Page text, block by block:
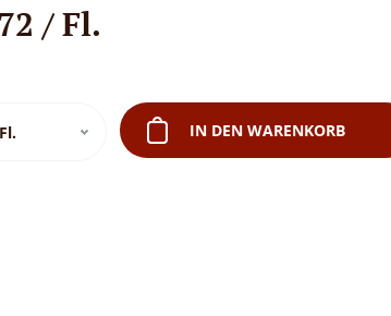
/ Fl.
IN DEN WARENKORB